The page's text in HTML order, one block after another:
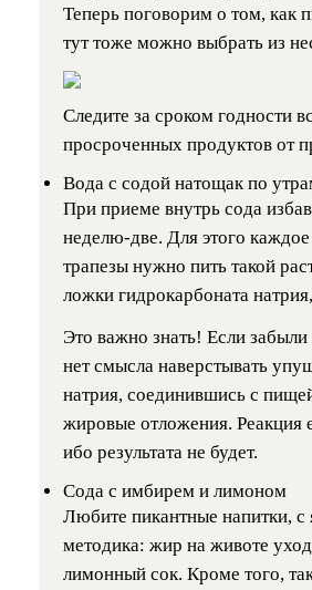
Теперь поговорим о том, как
тут тоже можно выбрать из
Следите за сроком годности
просроченных продуктов от
Вода с содой натощак по
При приеме внутрь сода
неделю-две. Для этого
трапезы нужно пить такой
ложки гидрокарбоната
Это важно знать! Если
нет смысла наверстывать
натрия, соединившись с
жировые отложения. Реакция
ибо результата не будет.
Сода с имбирем и лимоном
Любите пикантные напитки, с
методика: жир на животе
лимонный сок. Кроме того,